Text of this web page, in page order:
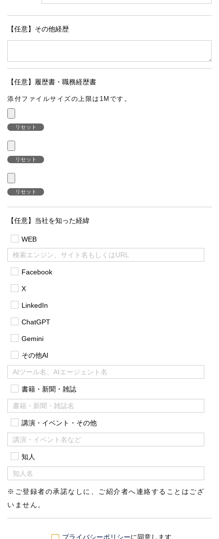
【任意】その他経歴
【任意】履歴書・職務経歴書
添付ファイルサイズの上限は1Mです。
リセット
リセット
リセット
【任意】当社を知った経緯
WEB
Facebook
X
LinkedIn
ChatGPT
Gemini
その他AI
書籍・新聞・雑誌
講演・イベント・その他
知人
※ご登録者の承諾なしに、ご紹介者へ連絡することはござ
いません。
プライバシーポリシーに同意します